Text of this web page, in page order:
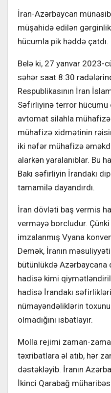
İran-Azərbaycan
müşahidə edilən
hücumla pik həddə çatdı.
Belə ki, 27 yanvar 2023-
səhər saat 8:30
Respublikasının İran
Səfirliyinə terror hücumu
avtomat silahla
mühafizə xidmətinin
iki nəfər mühafizə
alarkən yaralanıblar. Bu
Bakı səfirliyin İrandakı
tamamilə dayandırdı.
İran dövləti baş vermis
verməyə borcludur.
imzalanmış Vyana
Demək, İranın
bütünlükdə Azərbaycana
hadisə kimi
hadisə İrandakı
nümayəndəliklərin
olmadığını isbatlayır.
Molla rejimi zaman-
təxribatlara əl atıb, hər
dəstəkləyib. İranın
İkinci Qarabağ